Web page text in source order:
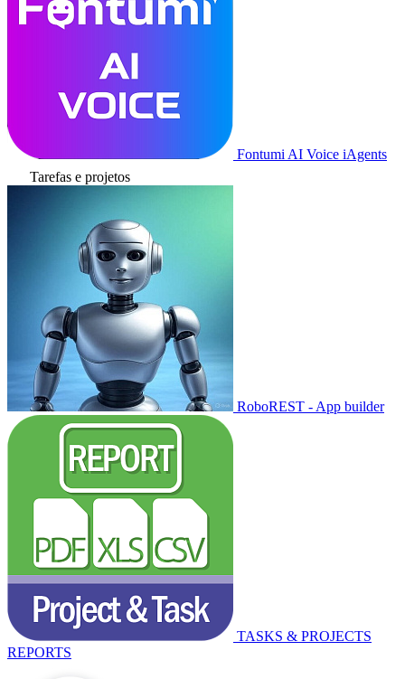
Fontumi AI Voice iAgents
Tarefas e projetos
RoboREST - App builder
TASKS & PROJECTS
REPORTS